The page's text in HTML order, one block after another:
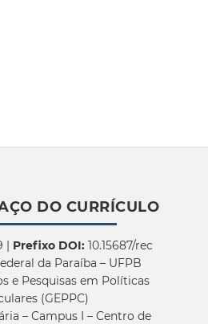
DO CURRÍCULO
| Prefixo DOI:10.15687/rec
da Paraíba – UFPB
e Pesquisas em Políticas
(GEPPC)
– Campus I – Centro de